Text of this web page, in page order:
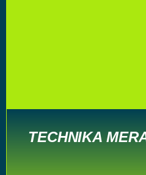
TECHNIKA